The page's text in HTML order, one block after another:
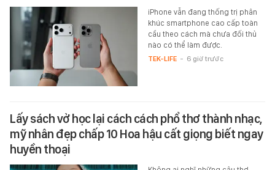
iPhone vẫn đang thống trị phân
khúc smartphone cao cấp toàn
cầu theo cách mà chưa đối thủ
nào có thể làm được.
TEK-LIFE - 6 giờ trước
Lấy sách vở học lại cách cách phổ thơ thành nhạc,
mỹ nhân đẹp chấp 10 Hoa hậu cất giọng biết ngay
huyền thoại